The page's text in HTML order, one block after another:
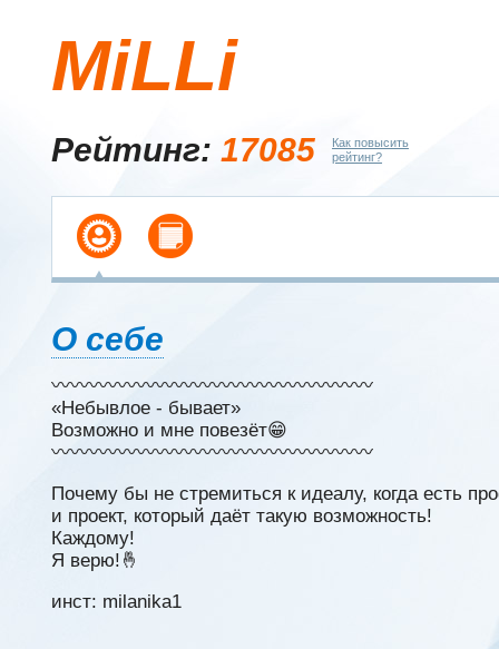
MiLLi
Рейтинг: 17085
Как повысить
рейтинг?
О себе
〰️〰️〰️〰️〰️〰️〰️〰️〰️〰️〰️〰️〰️〰️〰️〰️〰️
«Небывлое - бывает»
Возможно и мне повезёт😁
〰️〰️〰️〰️〰️〰️〰️〰️〰️〰️〰️〰️〰️〰️〰️〰️〰️
Почему бы не стремиться к идеалу, когда есть
и проект, который даёт такую возможность!
Каждому!
Я верю!🤞
инст: milanika1